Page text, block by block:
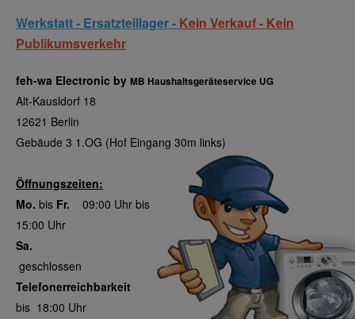
Werkstatt - Ersatzteillager - Kein Verkauf - Kein
Publikumsverkehr
feh-wa Electronic by MB Haushaltsgeräteservice UG
Alt-Kausldorf 18
12621 Berlin
Gebäude 3 1.OG (Hof Eingang 30m links)
Öffnungszeiten:
Mo. bis Fr.
09:00 Uhr bis
15:00 Uhr
Sa.
geschlossen
Telefonerreichbarkeit
bis 18:00 Uhr